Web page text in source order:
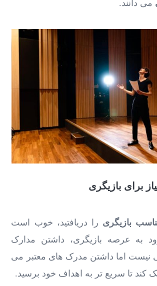
می دانند.
برای بازیگری
بازیگری را دریافتید، خوب است
به عرصه بازیگری، داشتن مدارک
نیست اما داشتن مدرک‌ های معتبر می
کند تا سریع ‌تر به اهداف خود برسید.